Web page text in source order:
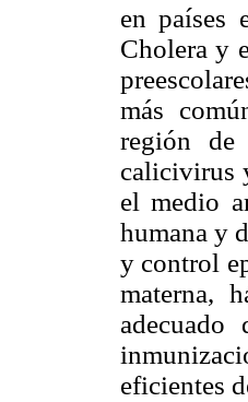
en países
Cholera y
más
región de
calicivirus
el medio
humana y
y control
materna,
adecuado
eficientes